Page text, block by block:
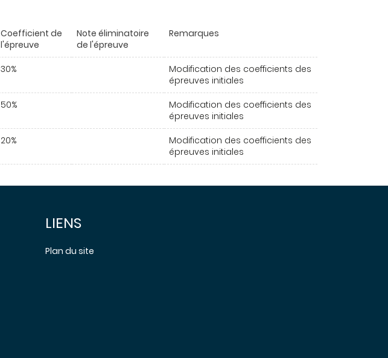
Coefficient de
l'épreuve
Note éliminatoire
de l'épreuve
Remarques
30%
Modification des coefficients des
épreuves initiales
50%
Modification des coefficients des
épreuves initiales
20%
Modification des coefficients des
épreuves initiales
LIENS
Plan du site